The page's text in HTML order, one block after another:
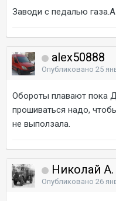
Заводи с педалью
alex50888
Опубликовано 25
Обороты плавают пока
прошиваться надо,
не выползала.
Николай А.
Опубликовано 26